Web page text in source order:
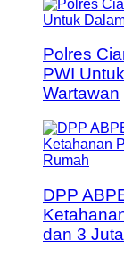
Polres
PWI
Wartawan
DPP
dan 3